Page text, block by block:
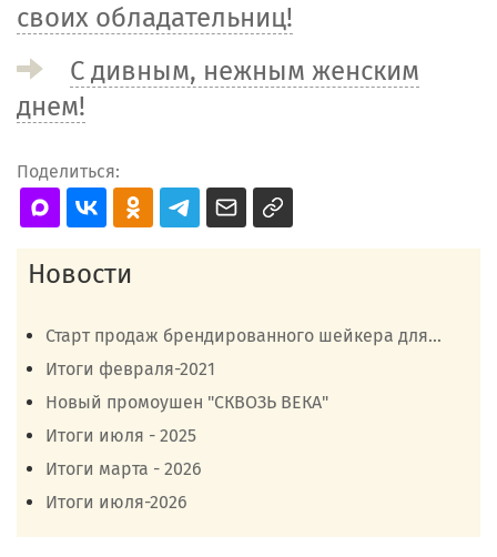
своих обладательниц!
С дивным, нежным женским
днем!
Поделиться:
Новости
Старт продаж брендированного шейкера для...
Итоги февраля-2021
Новый промоушен "СКВОЗЬ ВЕКА"
Итоги июля - 2025
Итоги марта - 2026
Итоги июля-2026